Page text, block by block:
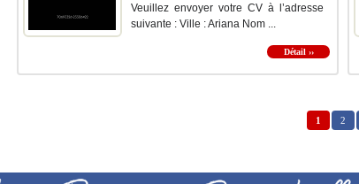
Veuillez envoyer votre CV à l’adresse
suivante : Ville : Ariana Nom ...
Détail ››
1 2